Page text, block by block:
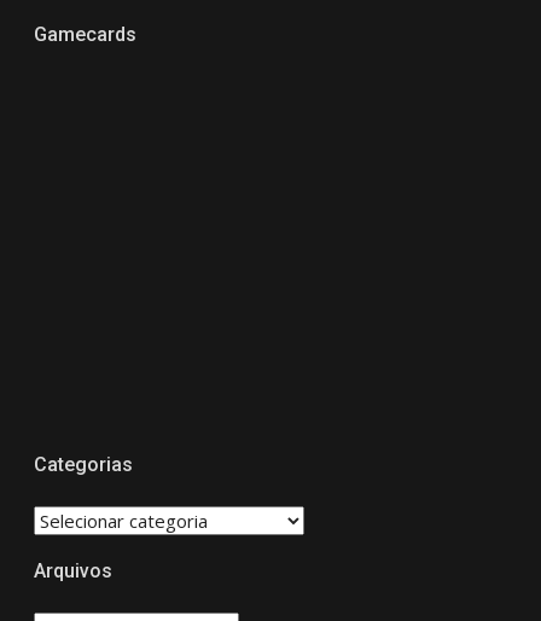
Gamecards
Categorias
CATEGORIAS
Arquivos